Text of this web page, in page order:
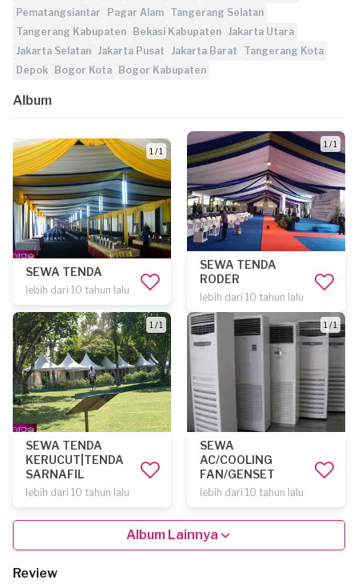
Pematangsiantar
Pagar Alam Tangerang Selatan
Tangerang Kabupaten
Bekasi Kabupaten Jakarta Utara
Jakarta Selatan Jakarta Pusat Jakarta Barat
Tangerang Kota
Depok
Bogor Kota Bogor Kabupaten
Album
1 / 1
SEWA TENDA
lebih dari 10 tahun lalu
1 / 1
SEWA TENDA
RODER
lebih dari 10 tahun lalu
1 / 1
SEWA TENDA
KERUCUT|TENDA
SARNAFIL
lebih dari 10 tahun lalu
1 / 1
SEWA
AC/COOLING
FAN/GENSET
lebih dari 10 tahun lalu
Album Lainnya
Review